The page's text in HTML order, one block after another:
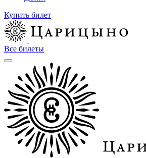
Купить билет
Все билеты